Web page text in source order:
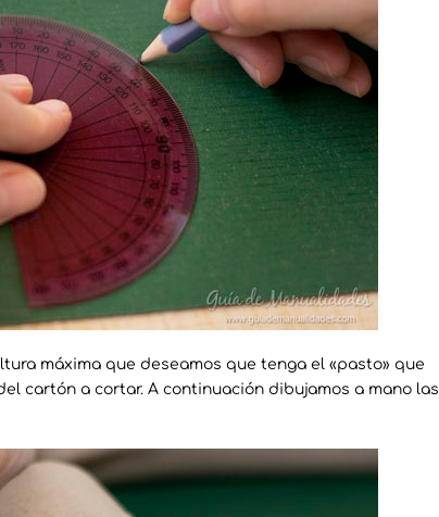
máxima que deseamos que tenga el «pasto» que
cartón a cortar. A continuación dibujamos a mano las